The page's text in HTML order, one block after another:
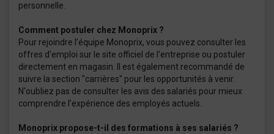
personnelle.
Comment postuler chez Monoprix ?
Pour rejoindre l’équipe Monoprix, vous pouvez consulter les
offres d’emploi sur le site officiel de l'entreprise ou postuler
directement en magasin. Il est également recommandé de
suivre la section "carrières" pour les opportunités à venir.
N'oubliez pas de consulter les avis des salariés pour mieux
comprendre l’expérience des employés actuels.
Monoprix propose-t-il des formations à ses salariés ?